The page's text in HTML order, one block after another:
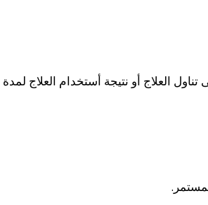
العلاج أو نتيجة أستخدام العلاج